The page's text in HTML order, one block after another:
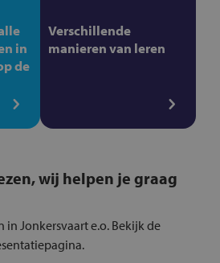
in
de
Verschillende
manieren van leren
wij helpen je graag
in Jonkersvaart e.o. Bekijk de